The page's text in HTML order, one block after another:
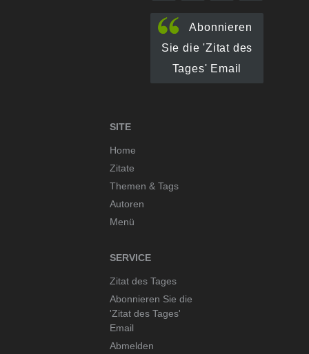
Abonnieren
Sie die 'Zitat des
Tages' Email
SITE
Home
Zitate
Themen & Tags
Autoren
Menü
SERVICE
Zitat des Tages
Abonnieren Sie die
'Zitat des Tages'
Email
Abmelden